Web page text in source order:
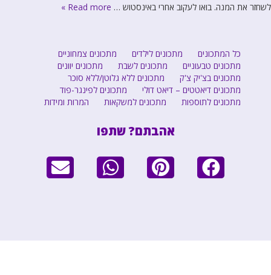
לשחזר את המנה. בואו לעקוב אחרי באינסטוש … Read more »
כל המתכונים מתכונים לילדים
מתכונים צמחוניים
מתכונים טבעוניים
מתכונים לשבת
מתכונים יוונים
מתכונים בצ'יק צ'ק
מתכונים ללא גלוטן/ללא סוכר
מתכונים דיאטטים – דיאט דולי
מתכונים לפינגר-פוד
מתכונים לתוספות
מתכונים למשקאות המרות ומידות
אהבתם? שתפו